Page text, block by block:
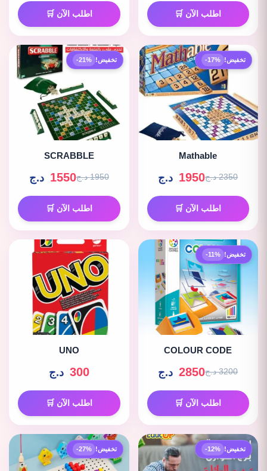
اطلب الآن 🛒 اطلب الآن 🛒
تخفيض! -17%
Mathable
2350 د.ج 1950 د.ج
اطلب الآن 🛒
تخفيض! -21%
SCRABBLE
1950 د.ج 1550 د.ج
اطلب الآن 🛒
تخفيض! -11%
COLOUR CODE
3200 د.ج 2850 د.ج
اطلب الآن 🛒
UNO
300 د.ج
اطلب الآن 🛒
تخفيض! -12% تخفيض! -27%